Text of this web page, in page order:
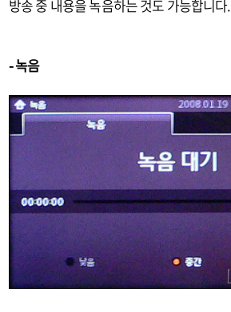
방송 중 내용을 녹음하는 것도 가능합니다.
- 녹음